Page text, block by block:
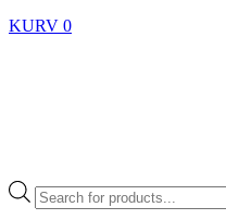
KURV 0
Products
search